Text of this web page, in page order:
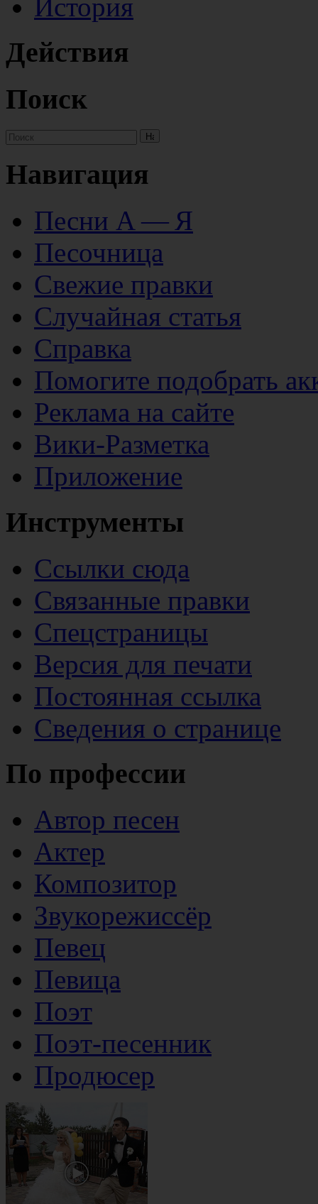
История
Действия
Поиск
Навигация
Песни А — Я
Песочница
Свежие правки
Случайная статья
Справка
Помогите подобрать
Реклама на сайте
Вики-Разметка
Приложение
Инструменты
Ссылки сюда
Связанные правки
Спецстраницы
Версия для печати
Постоянная ссылка
Сведения о странице
По профессии
Автор песен
Актер
Композитор
Звукорежиссёр
Певец
Певица
Поэт
Поэт-песенник
Продюсер